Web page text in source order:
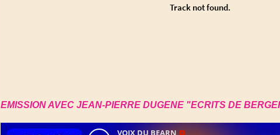
EMISSION AVEC JEAN-PIERRE DUGENE "ECRITS DE